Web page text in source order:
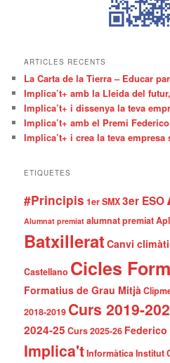
ARTICLES RECENTS
La Carta de la Tierra – Educar
Implica’t+ amb la Lleida del
Implica’t+ i dissenya la teva
Implica’t+ amb el Premi
Implica’t+ i crea la teva empresa
ETIQUETES
#Principis 1er SMX3er ESO
Alumnat premiat alumnat premiat
BatxilleratCanvi
Castellano Cicles
Formatius de Grau Mitjà
2018-2019 Curs 2019-
2024-25 Curs 2025-26 Federico
Implica'tInformàticaInstitut